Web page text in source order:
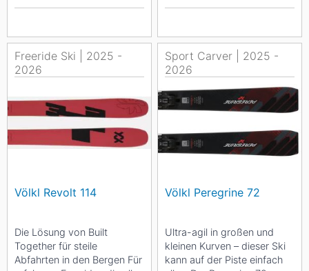
Ergebnis einer engen
Testens gingen dem
Freeride Ski | 2025 -
2026
Völkl Revolt 114
Die Lösung von Built
Together für steile
Abfahrten in den Bergen Für
Sport Carver | 2025 -
2026
Völkl Peregrine 72
Ultra-agil in großen und
kleinen Kurven – dieser Ski
kann auf der Piste einfach